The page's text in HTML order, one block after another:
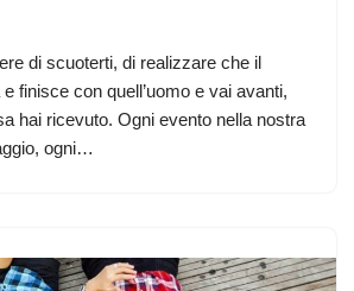
di scuoterti, di realizzare che il
finisce con quell’uomo e vai avanti,
hai ricevuto. Ogni evento nella nostra
ogni…